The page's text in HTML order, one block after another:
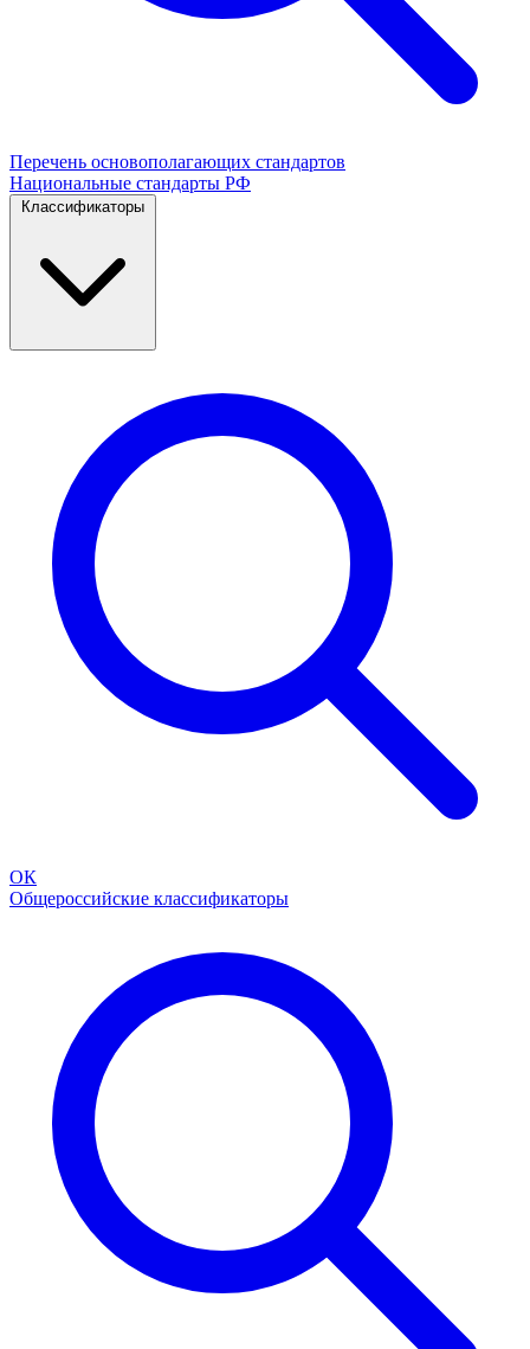
Перечень основополагающих стандартов
Национальные стандарты РФ
Классификаторы
ОК
Общероссийские классификаторы